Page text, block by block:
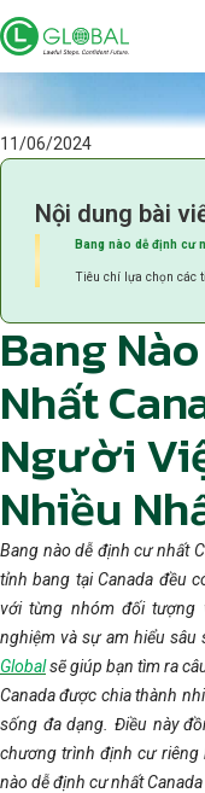
11/06/2024
Nội dung bài
Bang nào dễ định cư
Tiêu chí lựa chọn các
Bang
Nhất
Người
Nhiều
Bang nào dễ định cư nhất
tỉnh bang tại Canada đều
với từng nhóm đối tượng
nghiệm và sự am hiểu
Globalsẽ giúp bạn tìm ra
Canada được chia thành
sống đa dạng. Điều này
chương trình định cư riêng
nào dễ định cư nhất